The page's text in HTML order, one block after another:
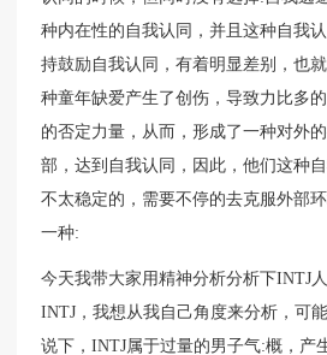
种内在性的自我认同，并且这种自我
持鼓励自我认同，有着明显差别，也
种童年缺爱产生了创伤，导致力比多
的否定力量，从而，形成了一种对外
部，达到自我认同，因此，他们这种
不太稳定的，需要不停的去克服外部
一种:
今天我带大家用精神分析分析下INTJ
INTJ，我想从我自己角度来分析，可
说下，INTJ属于过量的男子气:概，产